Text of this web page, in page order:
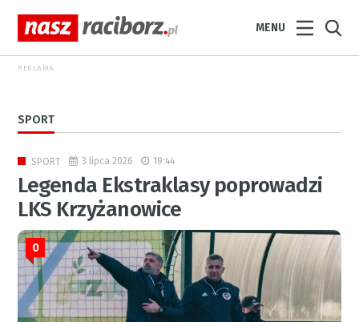
MENU
REKLAMA
SPORT
SPORT 3 lipca 2026 19:44
Legenda Ekstraklasy poprowadzi
LKS Krzyżanowice
0